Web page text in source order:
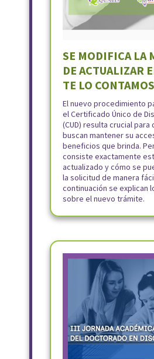
SE MODIFICA LA
DE ACTUALIZAR
TE LO CONTAMOS
El nuevo procedimiento
el Certificado Único de
(CUD) resulta crucial para
buscan mantener su
beneficios que brinda.
consiste exactamente
actualizado y cómo se
la solicitud de manera
continuación se explican
sobre el nuevo trámite.